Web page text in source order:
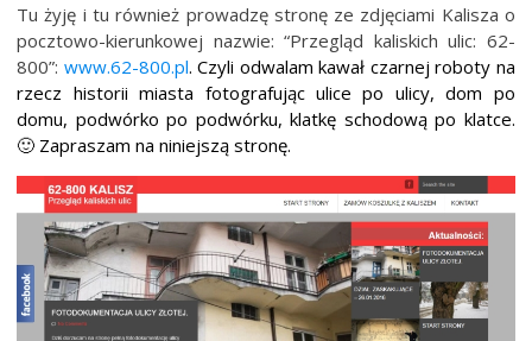
Tu żyję i tu również prowadzę stronę ze zdjęciami Kalisza o
pocztowo-kierunkowej nazwie: “Przegląd kaliskich ulic: 62-
800”: www.62-800.pl. Czyli odwalam kawał czarnej roboty na
rzecz historii miasta fotografując ulice po ulicy, dom po
domu, podwórko po podwórku, klatkę schodową po klatce.
🙂 Zapraszam na niniejszą stronę.